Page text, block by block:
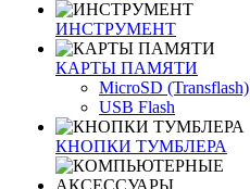
ИНСТРУМЕНТ
КАРТЫ ПАМЯТИ
MicroSD (Transflash)
USB Flash
КНОПКИ ТУМБЛЕРА